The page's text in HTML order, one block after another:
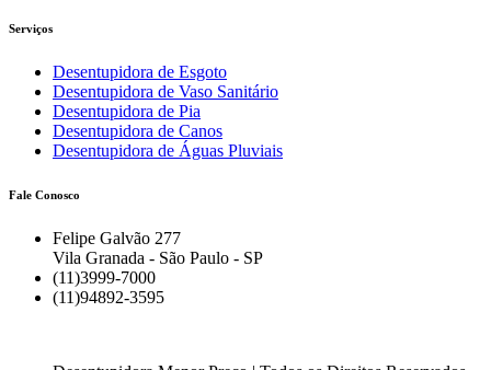
Serviços
Desentupidora de Esgoto
Desentupidora de Vaso Sanitário
Desentupidora de Pia
Desentupidora de Canos
Desentupidora de Águas Pluviais
Fale Conosco
Felipe Galvão 277
Vila Granada - São Paulo - SP
(11)3999-7000
(11)94892-3595